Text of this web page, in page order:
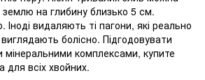
на глибину близько 5 см.
Іноді видаляють ті пагони, які реально
болісно. Підгодовувати
комплексами, купите
для всіх хвойних.